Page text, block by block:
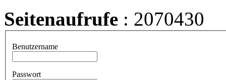
Seitenaufrufe : 2070430
Benutzername
Passwort